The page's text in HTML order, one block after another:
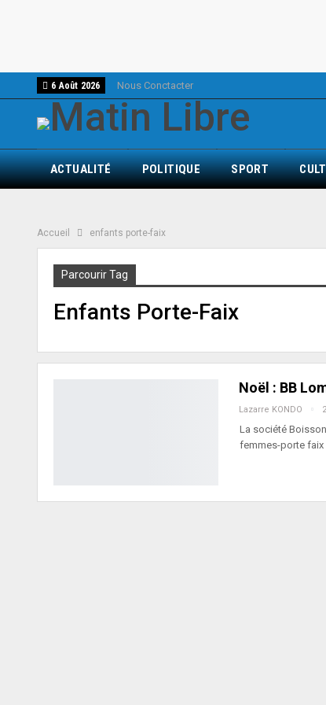
6 Août 2026 Nous Conctacter
ACTUALITÉ POLITIQUE SPORT
Accueil enfants porte-faix
Parcourir Tag
Enfants Porte-Faix
Noël : BB
Lazarre KONDO
La société
femmes-porte